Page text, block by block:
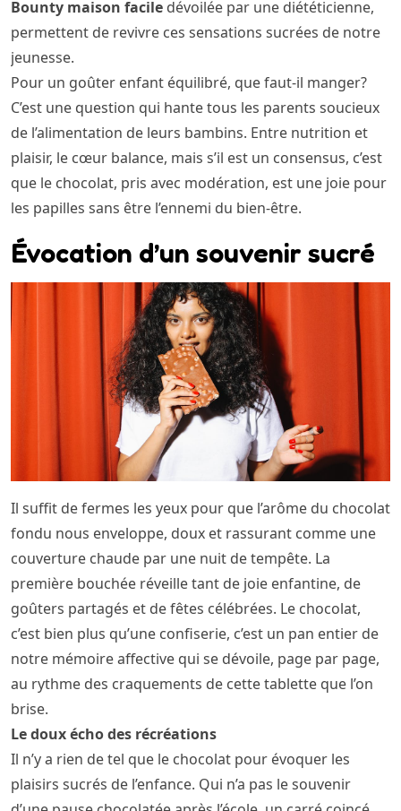
Bounty maison facile dévoilée par une diététicienne,
permettent de revivre ces sensations sucrées de notre
jeunesse.
Pour un goûter enfant équilibré, que faut-il manger?
C’est une question qui hante tous les parents soucieux
de l’alimentation de leurs bambins. Entre nutrition et
plaisir, le cœur balance, mais s’il est un consensus, c’est
que le chocolat, pris avec modération, est une joie pour
les papilles sans être l’ennemi du bien-être.
Évocation d’un souvenir sucré
Il suffit de fermes les yeux pour que l’arôme du chocolat
fondu nous enveloppe, doux et rassurant comme une
couverture chaude par une nuit de tempête. La
première bouchée réveille tant de joie enfantine, de
goûters partagés et de fêtes célébrées. Le chocolat,
c’est bien plus qu’une confiserie, c’est un pan entier de
notre mémoire affective qui se dévoile, page par page,
au rythme des craquements de cette tablette que l’on
brise.
Le doux écho des récréations
Il n’y a rien de tel que le chocolat pour évoquer les
plaisirs sucrés de l’enfance. Qui n’a pas le souvenir